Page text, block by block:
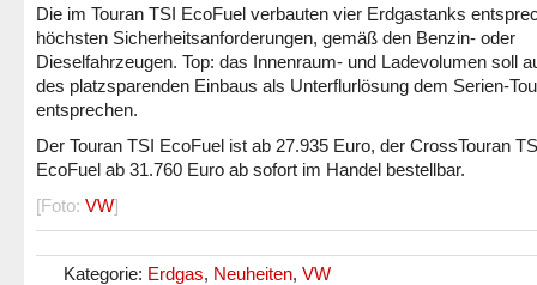
Die im Touran TSI EcoFuel verbauten vier Erdgastanks
höchsten Sicherheitsanforderungen, gemäß den Benzin- oder
Dieselfahrzeugen. Top: das Innenraum- und Ladevolumen soll
des platzsparenden Einbaus als Unterflurlösung dem Serien-
entsprechen.
Der Touran TSI EcoFuel ist ab 27.935 Euro, der CrossTouran
EcoFuel ab 31.760 Euro ab sofort im Handel bestellbar.
[Foto: VW]
Kategorie: Erdgas, Neuheiten, VW